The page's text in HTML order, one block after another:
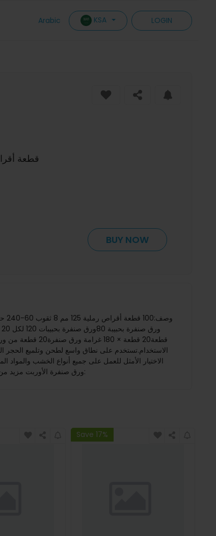
Arabic KSA LOGIN
100 قطعة أقراص رملية 125 مم 8
BUY NOW
الاستخدام.تستخدم على نطاق واسع لطحن وتلميع الحجر
لتنعيم السطح وتجليخ الخشونة الصغيرة ، وتعتبر 180-400 حبة مناسبة للتجليخ النهائي الدقيق. العبوة تتضمن (مجموعة واحدة):100 قطعة x ورق صنفرة الأوربت مزيد من التفاصيل:
Save 17%